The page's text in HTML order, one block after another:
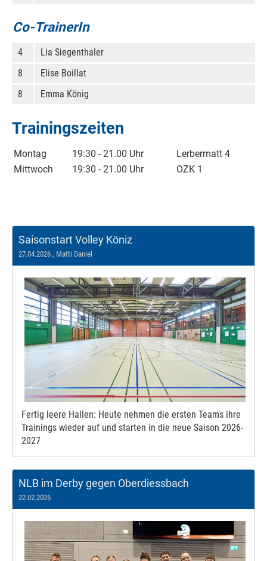
Co-TrainerIn
4
Lia Siegenthaler
8
Elise Boillat
8
Emma König
Trainingszeiten
Montag 19:30 - 21.00 Uhr
Lerbermatt 4
Mittwoch
19:30 - 21.00 Uhr OZK 1
Saisonstart Volley Köniz
27.04.2026 , Matti Daniel
Fertig leere Hallen: Heute nehmen die ersten Teams ihre
Trainings wieder auf und starten in die neue Saison 2026-
2027
NLB im Derby gegen Oberdiessbach
22.02.2026